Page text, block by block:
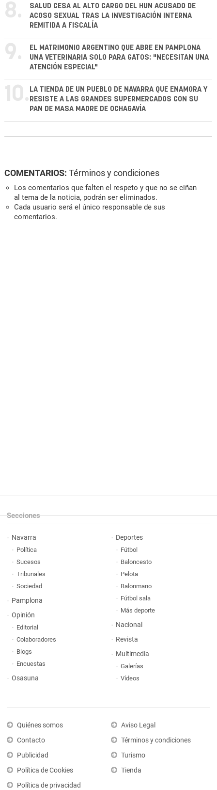
8.
SALUD CESA AL ALTO CARGO DEL HUN ACUSADO DE
ACOSO SEXUAL TRAS LA INVESTIGACIÓN INTERNA
REMITIDA A FISCALÍA
9.
EL MATRIMONIO ARGENTINO QUE ABRE EN PAMPLONA
UNA VETERINARIA SOLO PARA GATOS: "NECESITAN UNA
ATENCIÓN ESPECIAL"
10. LA TIENDA DE UN PUEBLO DE NAVARRA QUE ENAMORA Y
RESISTE A LAS GRANDES SUPERMERCADOS CON SU
PAN DE MASA MADRE DE OCHAGAVÍA
COMENTARIOS: Términos y condiciones
Los comentarios que falten el respeto y que no se ciñan
al tema de la noticia, podrán ser eliminados.
Cada usuario será el único responsable de sus
comentarios.
Secciones
Navarra
Política
Sucesos
Tribunales
Sociedad
Pamplona
Opinión
Editorial
Colaboradores
Blogs
Encuestas
Osasuna
Deportes
Fútbol
Baloncesto
Pelota
Balonmano
Fútbol sala
Más deporte
Nacional
Revista
Multimedia
Galerías
Vídeos
Quiénes somos
Contacto
Publicidad
Política de Cookies
Política de privacidad
Aviso Legal
Términos y condiciones
Turismo
Tienda